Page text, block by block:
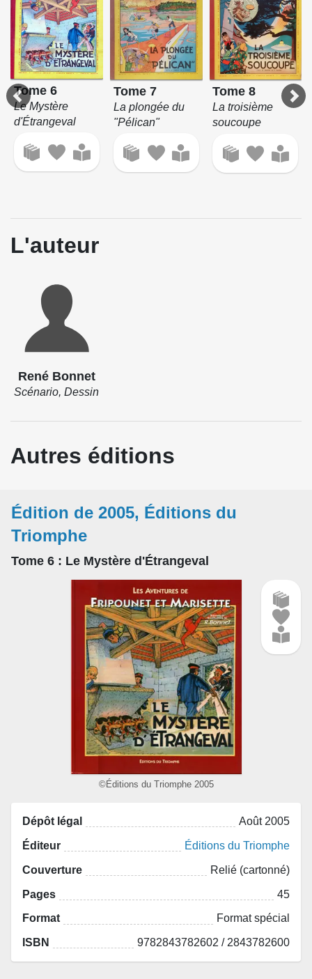
Tome 6
Le Mystère
d'Étrangeval
Tome 7
La plongée du
"Pélican"
Tome 8
La troisième
soucoupe
L'auteur
René Bonnet
Scénario, Dessin
Autres éditions
Édition de 2005, Éditions du
Triomphe
Tome 6 : Le Mystère d'Étrangeval
©Éditions du Triomphe 2005
Dépôt légal Août 2005
Éditeur Éditions du Triomphe
Couverture Relié (cartonné)
Pages 45
Format Format spécial
ISBN 9782843782602 / 2843782600